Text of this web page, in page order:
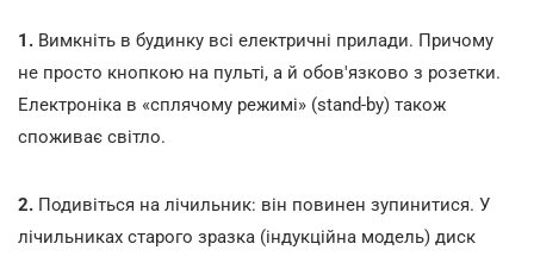
1. Вимкніть в будинку всі електричні прилади. Причому
не просто кнопкою на пульті, а й обов'язково з розетки.
Електроніка в «сплячому режимі» (stand-by) також
споживає світло.
2. Подивіться на лічильник: він повинен зупинитися. У
лічильниках старого зразка (індукційна модель) диск